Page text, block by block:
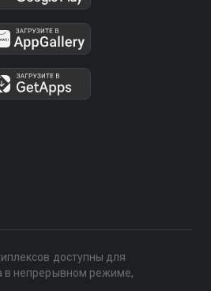
доступны для
в непрерывном режиме,